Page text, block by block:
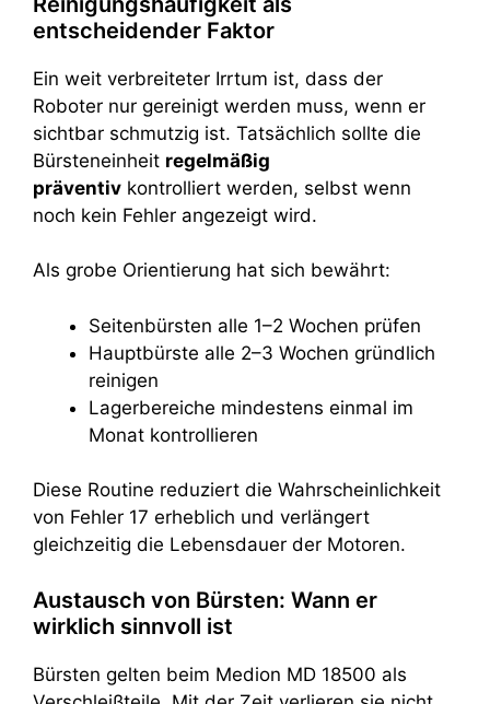
entscheidender Faktor
Ein weit verbreiteter Irrtum ist, dass der
Roboter nur gereinigt werden muss, wenn er
sichtbar schmutzig ist. Tatsächlich sollte die
Bürsteneinheit regelmäßig
präventiv kontrolliert werden, selbst wenn
noch kein Fehler angezeigt wird.
Als grobe Orientierung hat sich bewährt:
Seitenbürsten alle 1–2 Wochen prüfen
Hauptbürste alle 2–3 Wochen gründlich
reinigen
Lagerbereiche mindestens einmal im
Monat kontrollieren
Diese Routine reduziert die Wahrscheinlichkeit
von Fehler 17 erheblich und verlängert
gleichzeitig die Lebensdauer der Motoren.
Austausch von Bürsten: Wann er
wirklich sinnvoll ist
Bürsten gelten beim Medion MD 18500 als